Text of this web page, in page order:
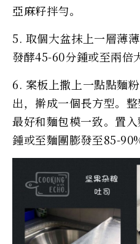
亞麻籽拌勻。
5. 取個大盆抹上一層薄
發酵45-60分鍾或至兩倍
6. 案板上撒上一點點麵
出，擀成一個長方型。
最好和麵包模一致。置
鍾或至麵團膨發至85-